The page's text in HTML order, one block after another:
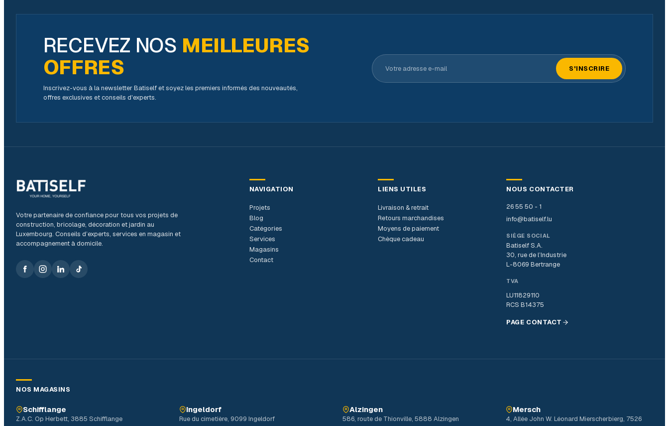
RECEVEZ NOS MEILLEURES
OFFRES
Inscrivez-vous à la newsletter Batiself et soyez les premiers informés des nouveautés,
offres exclusives et conseils d'experts.
Votre adresse e-mail
S'INSCRIRE
Votre partenaire de confiance pour tous vos projets de
construction, bricolage, décoration et jardin au
Luxembourg. Conseils d’experts, services en magasin et
accompagnement à domicile.
NAVIGATION
Projets
Blog
Catégories
Services
Magasins
Contact
LIENS UTILES
Livraison & retrait
Retours marchandises
Moyens de paiement
Chèque cadeau
NOUS CONTACTER
26 55 50 - 1
info@batiself.lu
SIÈGE SOCIAL
Batiself S.A.
30, rue de l’Industrie
L-8069 Bertrange
TVA
LU11829110
RCS B14375
PAGE CONTACT
NOS MAGASINS
Schifflange
Z.A.C. Op Herbett, 3885 Schifflange
Ingeldorf
Rue du cimetière, 9099 Ingeldorf
Alzingen
586, route de Thionville, 5888 Alzingen
Mersch
4, Allée John W. Léonard Mierscherbierg, 7526